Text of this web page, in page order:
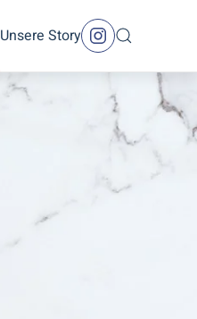
Unsere Story